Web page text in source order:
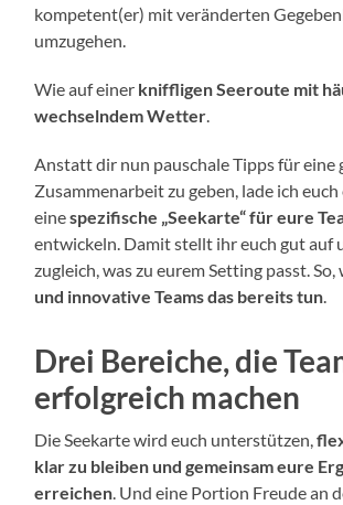
kompetent(er) mit veränderten
umzugehen.
Wie auf einer kniffligen Seeroute mit
wechselndem Wetter.
Anstatt dir nun pauschale Tipps für eine
Zusammenarbeit zu geben, lade ich
einespezifische „Seekarte“ für eure
entwickeln. Damit stellt ihr euch gut auf
zugleich, was zu eurem Setting passt.
und innovative Teams das bereits tun.
Drei Bereiche, die
erfolgreich machen
Die Seekarte wird euch unterstützen,
klar zu bleiben und gemeinsam eure
erreichen. Und eine Portion Freude an